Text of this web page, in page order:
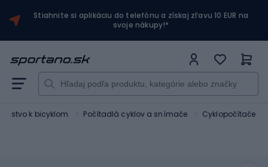
Stiahnite si aplikáciu do telefónu a získaj zľavu 10 EUR na
svoje nákupy!*
k bicyklom Počítadlá cyklov a snímače Cyklopočítače